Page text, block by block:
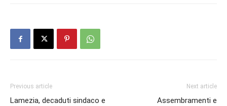
Previous article
Lamezia, decaduti sindaco e
Next article
Assembramenti e